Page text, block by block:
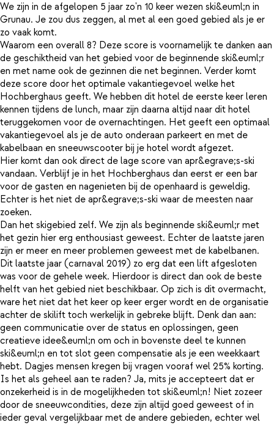
We zijn in de afgelopen 5 jaar zo'n 10 keer wezen ski&euml;n in
Grunau. Je zou dus zeggen, al met al een goed gebied als je er
zo vaak komt.
Waarom een overall 8? Deze score is voornamelijk te danken aan
de geschiktheid van het gebied voor de beginnende ski&euml;r
en met name ook de gezinnen die net beginnen. Verder komt
deze score door het optimale vakantiegevoel welke het
Hochberghaus geeft. We hebben dit hotel de eerste keer leren
kennen tijdens de lunch, maar zijn daarna altijd naar dit hotel
teruggekomen voor de overnachtingen. Het geeft een optimaal
vakantiegevoel als je de auto onderaan parkeert en met de
kabelbaan en sneeuwscooter bij je hotel wordt afgezet.
Hier komt dan ook direct de lage score van apr&egrave;s-ski
vandaan. Verblijf je in het Hochberghaus dan eerst er een bar
voor de gasten en nagenieten bij de openhaard is geweldig.
Echter is het niet de apr&egrave;s-ski waar de meesten naar
zoeken.
Dan het skigebied zelf. We zijn als beginnende ski&euml;r met
het gezin hier erg enthousiast geweest. Echter de laatste jaren
zijn er meer en meer problemen geweest met de kabelbanen.
Dit laatste jaar (carnaval 2019) zo erg dat een lift afgesloten
was voor de gehele week. Hierdoor is direct dan ook de beste
helft van het gebied niet beschikbaar. Op zich is dit overmacht,
ware het niet dat het keer op keer erger wordt en de organisatie
achter de skilift toch werkelijk in gebreke blijft. Denk dan aan:
geen communicatie over de status en oplossingen, geen
creatieve idee&euml;n om och in bovenste deel te kunnen
ski&euml;n en tot slot geen compensatie als je een weekkaart
hebt. Dagjes mensen kregen bij vragen vooraf wel 25% korting.
Is het als geheel aan te raden? Ja, mits je accepteert dat er
onzekerheid is in de mogelijkheden tot ski&euml;n! Niet zozeer
door de sneeuwcondities, deze zijn altijd goed geweest of in
ieder geval vergelijkbaar met de andere gebieden, echter wel